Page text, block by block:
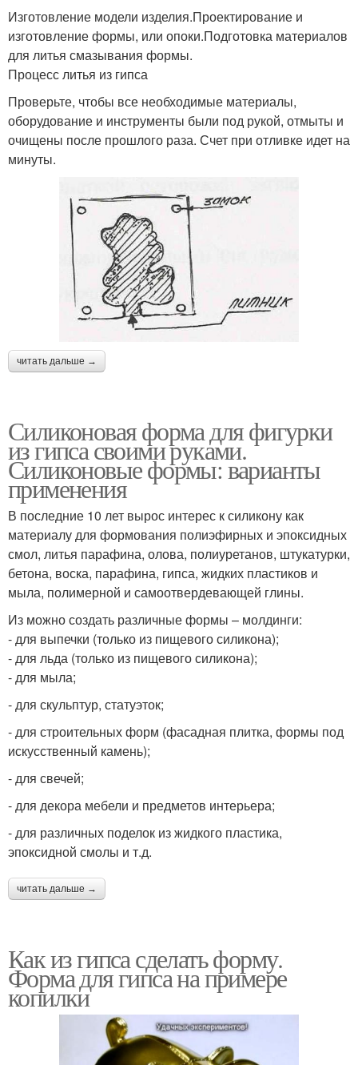
Изготовление модели изделия.Проектирование и
изготовление формы, или опоки.Подготовка материалов
для литья смазывания формы.
Процесс литья из гипса
Проверьте, чтобы все необходимые материалы,
оборудование и инструменты были под рукой, отмыты и
очищены после прошлого раза. Счет при отливке идет на
минуты.
читать дальше →
Силиконовая форма для фигурки
из гипса своими руками.
Силиконовые формы: варианты
применения
В последние 10 лет вырос интерес к силикону как
материалу для формования полиэфирных и эпоксидных
смол, литья парафина, олова, полиуретанов, штукатурки,
бетона, воска, парафина, гипса, жидких пластиков и
мыла, полимерной и самоотвердевающей глины.
Из можно создать различные формы – молдинги:
- для выпечки (только из пищевого силикона);
- для льда (только из пищевого силикона);
- для мыла;
- для скульптур, статуэток;
- для строительных форм (фасадная плитка, формы под
искусственный камень);
- для свечей;
- для декора мебели и предметов интерьера;
- для различных поделок из жидкого пластика,
эпоксидной смолы и т.д.
читать дальше →
Как из гипса сделать форму.
Форма для гипса на примере
копилки